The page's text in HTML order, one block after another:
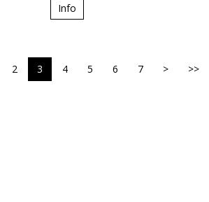
Info
2 3 4 5 6 7 > >>